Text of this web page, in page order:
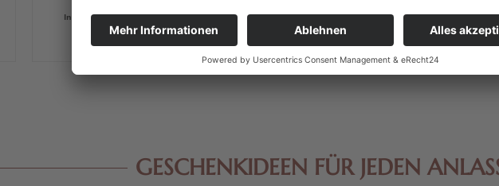
Inhalt 0.25 kg(39,96 € * / 1 kg)
9,99 € *
Inhalt0.25 kg(39,96 € * / 1 kg)
9,99 € *
Inhalt
GESCHENKIDEEN FÜR JEDEN